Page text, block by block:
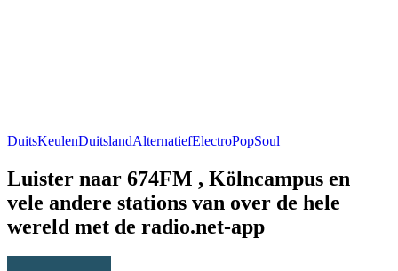
DuitsKeulenDuitslandAlternatiefElectroPopSoul
Luister naar 674FM , Kölncampus en
vele andere stations van over de hele
wereld met de radio.net-app